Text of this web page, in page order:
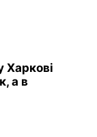
Харкові
а в